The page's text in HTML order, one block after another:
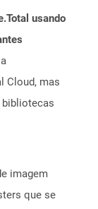
usando
Cloud, mas
bibliotecas
imagem
que se